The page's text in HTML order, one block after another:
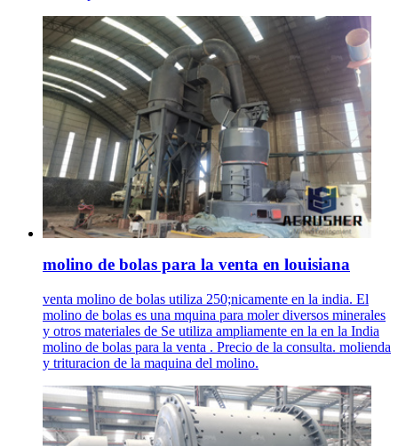
molino de bolas para la venta en louisiana
venta molino de bolas utiliza 250;nicamente en la india. El
molino de bolas es una mquina para moler diversos minerales
y otros materiales de Se utiliza ampliamente en la en la India
molino de bolas para la venta . Precio de la consulta. molienda
y trituracion de la maquina del molino.